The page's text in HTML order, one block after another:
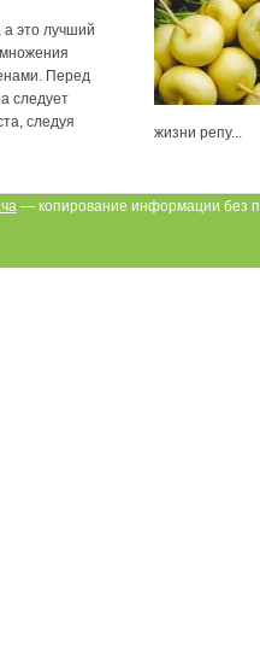
это лучший
Перед
следует
следуя
жизни репу...
— копирование информации без